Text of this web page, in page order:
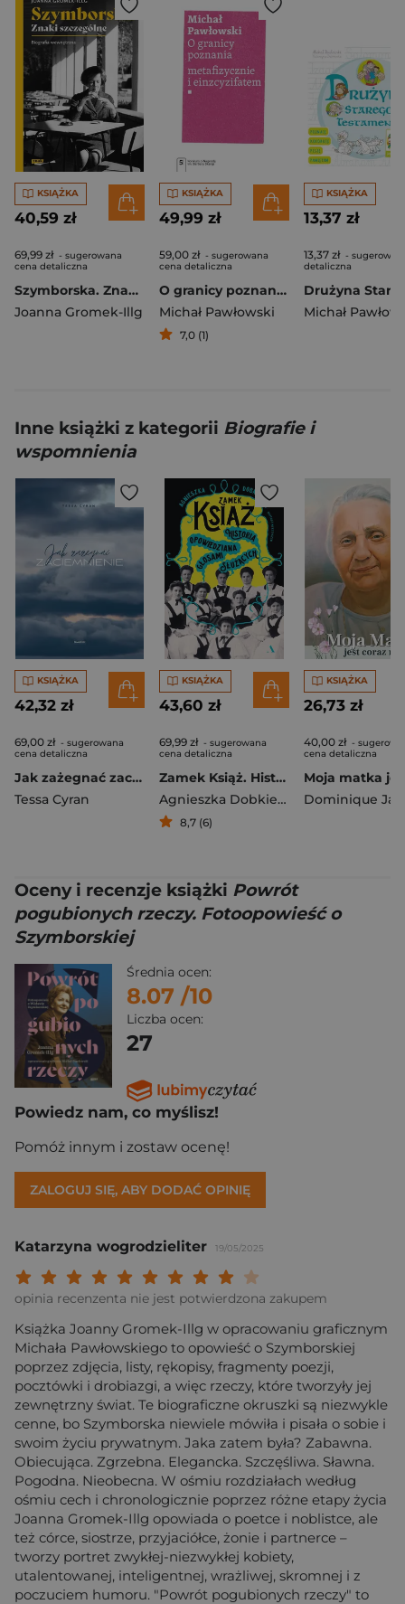
KSIĄŻKA
40,59 zł
69,99 zł - sugerowana
cena detaliczna
Szymborska. Znaki szczególne (2024)
Joanna Gromek-Illg
KSIĄŻKA
49,99 zł
59,00 zł - sugerowana
cena detaliczna
O granicy poznania metafizycznie i einzcyzifatem
Michał Pawłowski
7,0 (1)
KSIĄŻKA
13,37 zł
13,37 zł -
detaliczna
Michał
Inne książki z kategorii Biografie i
wspomnienia
KSIĄŻKA
42,32 zł
69,00 zł - sugerowana
cena detaliczna
Jak zażegnać zaciemnienie
Tessa Cyran
KSIĄŻKA
43,60 zł
69,99 zł - sugerowana
cena detaliczna
Zamek Książ. Historia opowiedziana głosami służących
Agnieszka Dobkiewicz
,Mykytyszyn
8,7 (6)
KSIĄŻKA
26,73 zł
40,00 zł -
cena detaliczna
Dominique
Oceny i recenzje książki Powrót
pogubionych rzeczy. Fotoopowieść o
Szymborskiej
Średnia ocen:
8.07 /10
Liczba ocen:
27
Powiedz nam, co myślisz!
Pomóż innym i zostaw ocenę!
ZALOGUJ SIĘ, ABY DODAĆ OPINIĘ
Katarzyna wogrodzieliter 19/05/2025
Twoja ocena:
Twoja ocena: Wybitna 9/
Twoja ocena: Rewelacyjna 8/
Twoja ocena: Bardzo dobra 7/10"
Twoja ocena: Dobra 6/10"
Twoja ocena: Przeciętna 5/10"
Twoja ocena: Może być 4/10"
Twoja ocena: Słaba 3/10"
Twoja ocena: Bardzo słaba 2/10"
Twoja ocena: Beznadziejna 1/10"
opinia recenzenta nie jest potwierdzona zakupem
Książka Joanny Gromek-Illg w opracowaniu graficznym
Michała Pawłowskiego to opowieść o Szymborskiej
poprzez zdjęcia, listy, rękopisy, fragmenty poezji,
pocztówki i drobiazgi, a więc rzeczy, które tworzyły jej
zewnętrzny świat. Te biograficzne okruszki są niezwykle
cenne, bo Szymborska niewiele mówiła i pisała o sobie i
swoim życiu prywatnym. Jaka zatem była? Zabawna.
Obiecująca. Zgrzebna. Elegancka. Szczęśliwa. Sławna.
Pogodna. Nieobecna. W ośmiu rozdziałach według
ośmiu cech i chronologicznie poprzez różne etapy życia
Joanna Gromek-Illg opowiada o poetce i noblistce, ale
też córce, siostrze, przyjaciółce, żonie i partnerce –
tworzy portret zwykłej-niezwykłej kobiety,
utalentowanej, inteligentnej, wrażliwej, skromnej i z
poczuciem humoru. "Powrót pogubionych rzeczy" to